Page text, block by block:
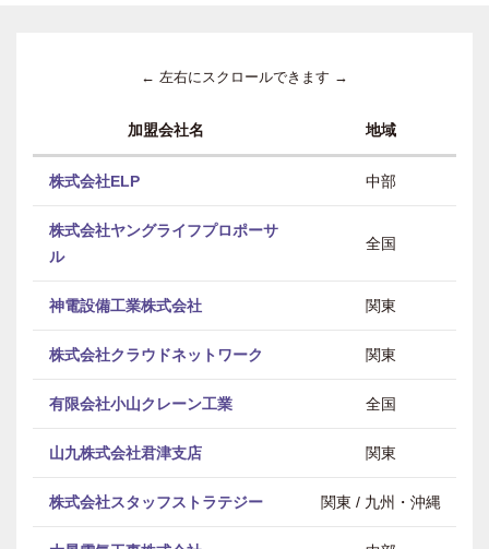
← 左右にスクロールできます →
加盟会社名 地域
株式会社ELP 中部
株式会社ヤングライフプロポーサ
ル
全国
神電設備工業株式会社 関東
株式会社クラウドネットワーク 関東
有限会社小山クレーン工業 全国
山九株式会社君津支店 関東
株式会社スタッフストラテジー 関東 / 九州・沖縄